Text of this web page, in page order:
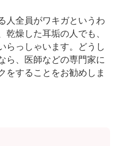
人全員がワキガというわ
燥した耳垢の人でも、
らっしゃいます。どうし
ら、医師などの専門家に
をすることをお勧めしま